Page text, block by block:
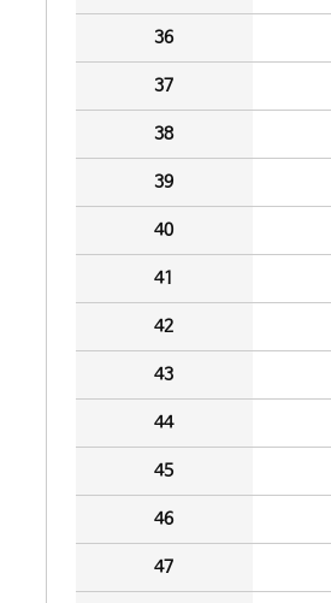
36
37
38
39
40
41
42
43
44
45
46
47